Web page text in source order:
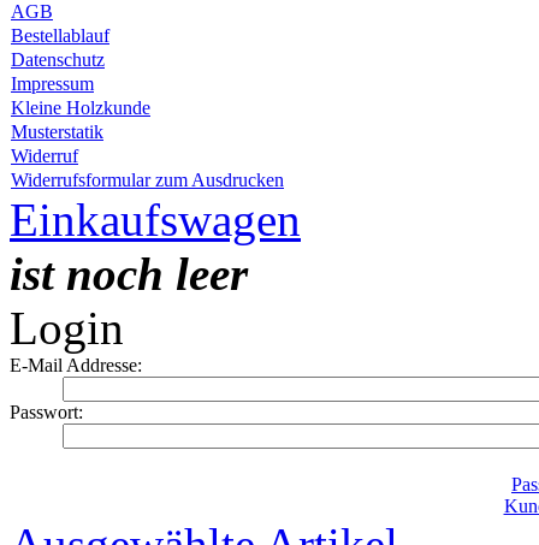
AGB
Bestellablauf
Datenschutz
Impressum
Kleine Holzkunde
Musterstatik
Widerruf
Widerrufsformular zum Ausdrucken
Einkaufswagen
ist noch leer
Login
E-Mail Addresse:
Passwort: